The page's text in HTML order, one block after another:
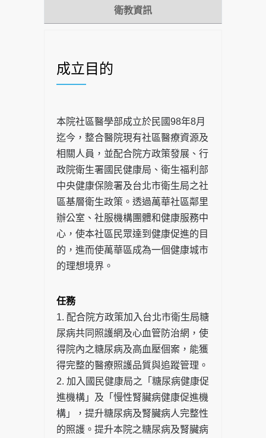
衛教資訊
成立目的
本院社區醫學部成立於民國98年8月
迄今，整合醫院現有社區醫療資源及
相關人員，並配合院方政策發展、行
政院衛生署國民健康局、衛生福利部
中央健康保險署及台北市衛生局之社
區基層衛生政策。透過萬華社區鄰里
辦公室、社服機構團體和健康服務中
心，使本社區民眾達到健康促進的目
的，進而使萬華區成為一個健康城市
的理想境界。
任務
1. 配合院方政策加入台北市衛生局糖
尿病共同照護網及心血管防治網，使
得院內之糖尿病及高血壓個案，能獲
得完整的醫療照護品質與追蹤管理。
2. 加入國民健康局之「糖尿病健康促
進機構」及「慢性腎臟病健康促進機
構」，提升糖尿病及腎臟病人完整性
的照護。提升本院之糖尿病及腎臟病